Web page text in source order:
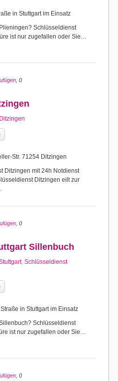
in Stuttgart im Einsatz
Schlüsseldienst
ist nur zugefallen oder Sie…
, 0
Str. 71254 Ditzingen
Ditzingen mit 24h Notdienst
Ditzingen eilt zur
, 0
Sillenbuch
, Schlüsseldienst
in Stuttgart im Einsatz
Schlüsseldienst
ist nur zugefallen oder Sie…
, 0